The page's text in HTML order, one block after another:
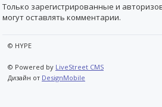
Только зарегистрированные и
могут оставлять комментарии.
© HYPE
© Powered by LiveStreet CMS
Дизайн от DesignMobile